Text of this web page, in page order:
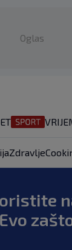
Oglas
Zdravlje